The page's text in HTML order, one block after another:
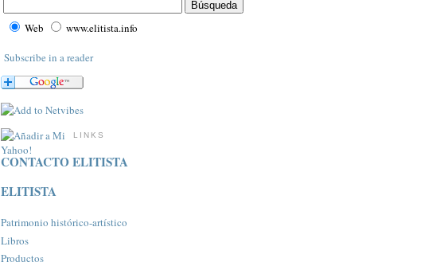
Web www.elitista.info
Subscribe in a reader
LINKS
CONTACTO ELITISTA
ELITISTA
Patrimonio histórico-artí­stico
Libros
Productos